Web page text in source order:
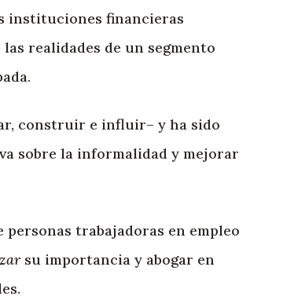
instituciones financieras
realidades de un segmento
construir e influir– y ha sido
sobre la informalidad y mejorar
personas trabajadoras en empleo
su importancia y abogar en